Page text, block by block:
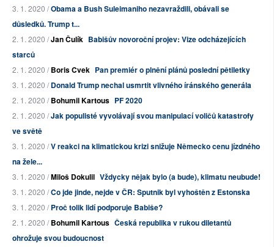
3. 1. 2020 /Obama a Bush Suleimaniho nezavraždili, obávali se
důsledků. Trump t...
2. 1. 2020 /Jan Čulík Babišův novoroční projev: Vize odcházejících
starců
2. 1. 2020 /Boris Cvek Pan premiér o plnění plánů poslední pětiletky
3. 1. 2020 /Donald Trump nechal usmrtit vlivného íránského generála
2. 1. 2020 /Bohumil Kartous PF 2020
2. 1. 2020 /Jak populisté vyvolávají svou manipulací voličů katastrofy
ve světě
3. 1. 2020 /V reakci na klimatickou krizi snižuje Německo cenu jízdného
na žele...
3. 1. 2020 /Miloš Dokulil Vždycky nějak bylo (a bude), klimatu neubude!
3. 1. 2020 /Co jde jinde, nejde v ČR: Sputnik byl vyhoštěn z Estonska
3. 1. 2020 /Proč tolik lidí podporuje Babiše?
2. 1. 2020 /Bohumil Kartous Česká republika v rukou diletantů
ohrožuje svou budoucnost